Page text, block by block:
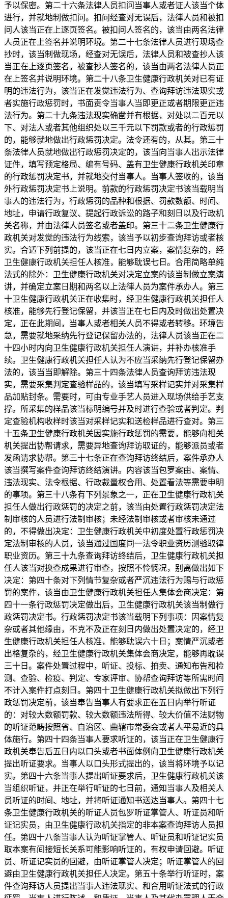
予以保密。第二十六条法律人员扣问当事人或者证人该当个体
进行，并就地制做扣问。扣问经查对无误后，法律人员和被扣
问人该当正在上逐页签名。被扣问人签名的，该当由两名法律
人员正在上签名并说明环境。第二十七条法律人员进行现场查
抄时，该当制做现场，经查对无误后，法律人员和被查抄人该
当正在上逐页签名，被查抄人签名的，该当由两名法律人员正
在上签名并说明环境。第二十八条卫生健康行政机关对已有证
明的违法行为，该当正在发觉违法行为、查询拜访违法现实或
者实施行政惩罚时，书面责令当事人当即更正或者期限更正违
法行为。第二十九条违法现实确凿并有根据，对处以二百元以
下、对法人或者其他组织处以三千元以下罚款或者的行政惩罚
的，能够就地做出行政惩罚决定。法令还有的，从其。第三十
条法律人员就地做出行政惩罚决定的，该当向当事人出示法律
证件，填写预定格局、编有号码、盖有卫生健康行政机关印章
的行政惩罚决定书，并就地交付当事人。当事人签收的，该当
外行政惩罚决定书上说明。前款的行政惩罚决定书该当载明当
事人的违法行为，行政惩罚的品种和根据、罚款数额、时间、
地址，申请行政复议、提起行政诉讼的路子和刻日以及行政机
关名称，并由法律人员签名或者盖印。第三十二条卫生健康行
政机关对发觉的违法行为线索，该当予以初步查询拜访或者核
实。合适下列前提的，该当正在七日内立案，案情复杂的，经
卫生健康行政机关担任人核准，能够耽误七日。合用简略单纯
法式的除外：卫生健康行政机关对决定立案的该当制做立案演
讲，并确定立案日期和两名以上法律人员为案件承办人。第三
十卫生健康行政机关正在收集时，经卫生健康行政机关担任人
核准，能够先行登记保留，并该当正在七日内及时做出处置决
定，正在此期间，当事人或者相关人员不得或者转移。环境告
急，需要就地采纳先行登记保留办法的，法律人员该当正在二
十四小时内向卫生健康行政机关担任人演讲，并补办核准手
续。卫生健康行政机关担任人认为不应当采纳先行登记保留办
法的，该当当即解除。第三十四条法律人员查询拜访违法现
实，需要采集判定查验样品的，该当填写采样记实并对采集样
品加贴封条。需要时，可由专业手艺人员进入现场供给手艺支
撑。所采集的样品该当标明编号并及时进行查验或者判定。判
定查验机构收样时该当对采样记实和送检样品进行查对。第三
十五条卫生健康行政机关因实施行政惩罚的需要，能够向相关
机关提出协帮请求，需要异地查询拜访取证的，能够派员或者
发函请求协帮。第三十七条正在查询拜访终结后，案件承办人
该当撰写案件查询拜访终结演讲。内容该当包罗案由、案情、
违法现实、法令根据、行政裁量权合用、处置看法等需要申明
的事项。第三十八条有下列景象之一，正在卫生健康行政机关
担任人做出行政惩罚的决定之前，该当由处置行政惩罚决定法
制审核的人员进行法制审核；未经法制审核或者审核未通过
的，不得做出决定：卫生健康行政机关中初度处置行政惩罚决
定法制审核的人员，该当通过国度同一法令职业资历测验取律
职业资历。第三十九条查询拜访终结后，卫生健康行政机关担
任人该当对换查成果进行审查，按照不怜悯况，别离做出如下
决定：第四十条对下列情节复杂或者严沉违法行为赐与行政惩
罚的案件，该当由卫生健康行政机关担任人集体会商决定：第
四十一条行政惩罚决定做出后，卫生健康行政机关该当制做行
政惩罚决定书。行政惩罚决定书该当载明下列事项：因案情复
杂或者其他缘由，不克不及正在刻日内做出处置决定的，经卫
生健康行政机关担任人核准，能够耽误六十日；案情严沉或者
出格复杂的，经卫生健康行政机关集体会商决定，能够再耽误
三十日。案件处置过程中，听证、投标、拍卖、通知布告和检
测、查验、检疫、判定、专家评审、协帮查询拜访等所需时间
不计入案件打点刻日。第四十卫生健康行政机关拟做出下列行
政惩罚决定前，该当奉告当事人有要求正在五日内举行听证
的：对较大数额罚款、较大数额违法所得、较大价值不法财物
的听证范畴按照省、自治区、曲辖市常委会或者人平易近的具
体施行。第四十四条当事人要求听证的，该当正在卫生健康行
政机关奉告后五日内以口头或者书面体例向卫生健康行政机关
提出听证要求。当事人以口头形式提出的，该当将环境予以记
实。第四十六条当事人提出听证要求后，卫生健康行政机关该
当组织听证，并正在举行听证的七日前，通知当事人及相关人
员听证的时间、地址，并将听证通知书送达当事人。第四十七
条卫生健康行政机关的听证人员包罗听证掌管人、听证员和听
证记实员，由卫生健康行政机关指定的非本案查询拜访人员担
任。第四十八条当事人认为听证掌管人、听证员和听证记实员
取本案有间接短长关系可能影响听证的，有权申请回避。听证
员、听证记实员的回避，由听证掌管人决定；听证掌管人的回
避由卫生健康行政机关担任人决定。第五十条举行听证时，案
件查询拜访人员提出当事人违法现实、和合用听证法式的行政